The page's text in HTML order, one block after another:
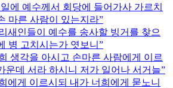
에 예수께서 회당에 들어가사 가르치
마른 사람이 있는지라
새인들이 예수를 송사할 빙거를 찾으
병 고치시는가 엿보니
생각을 아시고 손마른 사람에게 이르
운데 서라 하시니 저가 일어나 서거늘
에게 이르시되 내가 너희에게 묻노니